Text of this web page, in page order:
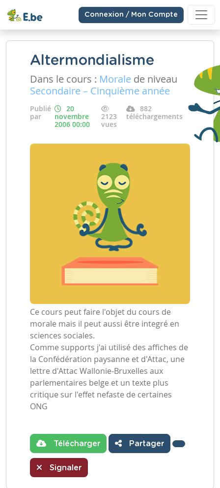
Connexion / Mon Compte
Altermondialisme
Dans le cours : Morale de niveau
Secondaire – Cinquième année
Publié
par
20
novembre
2006 00:00
2123
vues
882
téléchargements
Ce cours peut faire l'objet du cours de
morale mais il peut aussi être integré en
sciences sociales.
Comme supports j'ai utilisé des affiches de
la Confédération paysanne et d'Attac, une
lettre d'Attac Wallonie-Bruxelles aux
parlementaires belge et un texte plus
critique sur l'effet nefaste de certaines
ONG
Télécharger Partager
Signaler